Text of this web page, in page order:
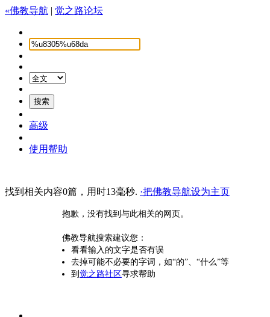
«佛教导航 | 觉之路论坛
高级
使用帮助
找到相关内容0篇，用时13毫秒. ·把佛教导航设为主页
抱歉，没有找到与此相关的网页。
佛教导航搜索建议您：
看看输入的文字是否有误
去掉可能不必要的字词，如“的”、“什么”等
到 觉之路社区寻求帮助